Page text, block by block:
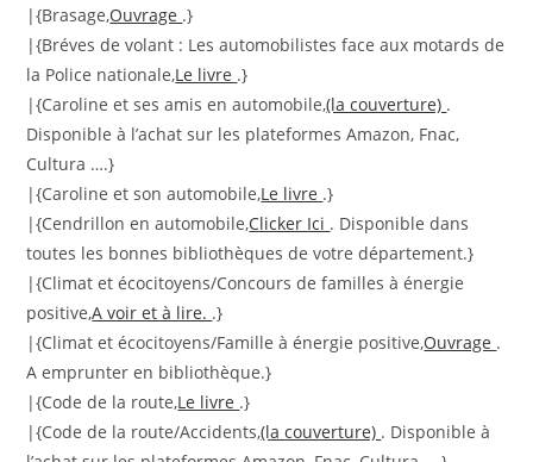
|{Brasage,Ouvrage .}
|{Bréves de volant : Les automobilistes face aux motards de
la Police nationale,Le livre .}
|{Caroline et ses amis en automobile,(la couverture) .
Disponible à l’achat sur les plateformes Amazon, Fnac,
Cultura ….}
|{Caroline et son automobile,Le livre .}
|{Cendrillon en automobile,Clicker Ici . Disponible dans
toutes les bonnes bibliothèques de votre département.}
|{Climat et écocitoyens/Concours de familles à énergie
positive,A voir et à lire. .}
|{Climat et écocitoyens/Famille à énergie positive,Ouvrage .
A emprunter en bibliothèque.}
|{Code de la route,Le livre .}
|{Code de la route/Accidents,(la couverture) . Disponible à